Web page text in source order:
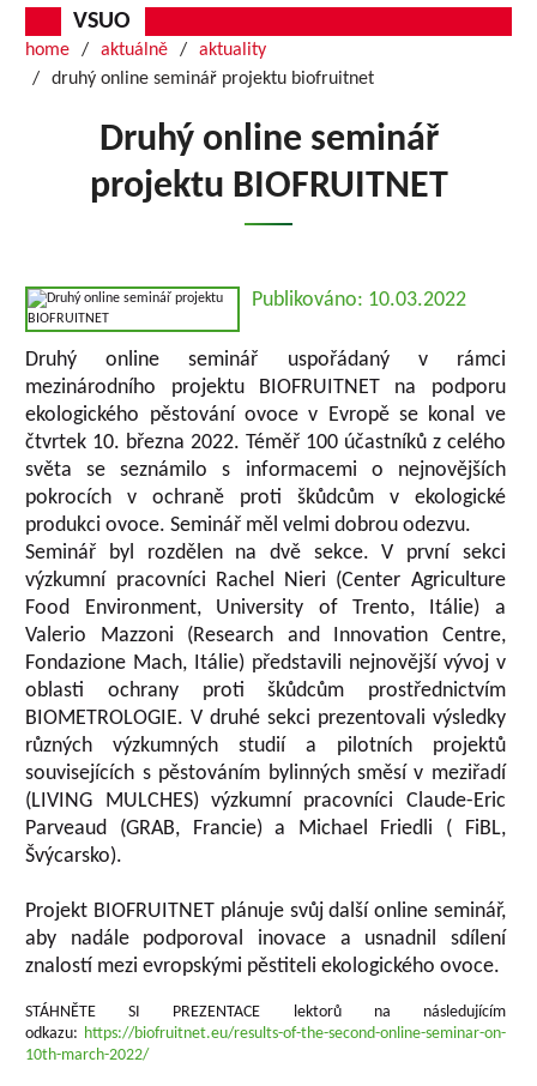
VSUO
home aktuálně
aktuality
druhý online seminář projektu biofruitnet
Druhý online seminář
projektu BIOFRUITNET
Publikováno: 10.03.2022
Druhý online seminář uspořádaný v rámci
mezinárodního projektu BIOFRUITNET na podporu
ekologického pěstování ovoce v Evropě se konal ve
čtvrtek 10. března 2022. Téměř 100 účastníků z celého
světa se seznámilo s informacemi o nejnovějších
pokrocích v ochraně proti škůdcům v ekologické
produkci ovoce. Seminář měl velmi dobrou odezvu.
Seminář byl rozdělen na dvě sekce. V první sekci
výzkumní pracovníci Rachel Nieri (Center Agriculture
Food Environment, University of Trento, Itálie) a
Valerio Mazzoni (Research and Innovation Centre,
Fondazione Mach, Itálie) představili nejnovější vývoj v
oblasti ochrany proti škůdcům prostřednictvím
BIOMETROLOGIE. V druhé sekci prezentovali výsledky
různých výzkumných studií a pilotních projektů
souvisejících s pěstováním bylinných směsí v meziřadí
(LIVING MULCHES) výzkumní pracovníci Claude-Eric
Parveaud (GRAB, Francie) a Michael Friedli ( FiBL,
Švýcarsko).
Projekt BIOFRUITNET plánuje svůj další online seminář,
aby nadále podporoval inovace a usnadnil sdílení
znalostí mezi evropskými pěstiteli ekologického ovoce.
STÁHNĚTE SI PREZENTACE lektorů na následujícím
odkazu: https://biofruitnet.eu/results-of-the-second-online-seminar-on-
10th-march-2022/